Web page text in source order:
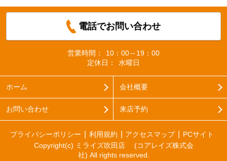
約574m／8分
千里山の八百屋さん
電話でお問い合わせ
営業時間：
10：00～19：00
定休日：
水曜日
ホーム 会社概要
お問い合わせ 来店予約
プライバシーポリシー 利用規約 アクセスマップ
PCサイト
Copyright(c) ミライズ吹田店 (コアレイズ株式会
社) All rights reserved.